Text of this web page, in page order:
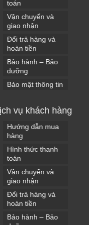
toán
Vận chuyển và
giao nhận
Đổi trả hàng và
hoàn tiền
Bảo hành – Bảo
dưỡng
Bảo mật thông tin
vụ khách hàng
Hướng dẫn mua
hàng
Hình thức thanh
toán
Vận chuyển và
giao nhận
Đổi trả hàng và
hoàn tiền
Bảo hành – Bảo